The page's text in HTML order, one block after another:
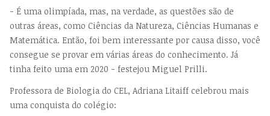
- É uma olimpíada, mas, na verdade, as questões são de
outras áreas, como Ciências da Natureza, Ciências Humanas e
Matemática. Então, foi bem interessante por causa disso, você
consegue se provar em várias áreas do conhecimento. Já
tinha feito uma em 2020 - festejou Miguel Prilli.
Professora de Biologia do CEL, Adriana Litaiff celebrou mais
uma conquista do colégio: